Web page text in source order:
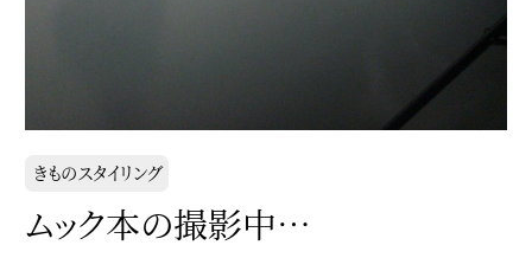
きものスタイリング
ムック本の撮影中…